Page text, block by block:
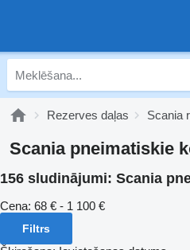
Rezerves daļas Scania
Scania pneimatiskie
156 sludinājumi: Scania
Cena: 68 € - 1 100 €
Filtrs